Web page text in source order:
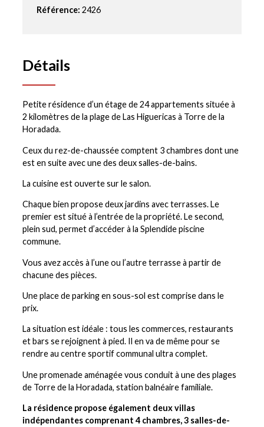
Référence:2426
Détails
Petite résidence d’un étage de 24 appartements située à
2 kilomètres de la plage de Las Higuericas à Torre de la
Horadada.
Ceux du rez-de-chaussée comptent 3 chambres dont une
est en suite avec une des deux salles-de-bains.
La cuisine est ouverte sur le salon.
Chaque bien propose deux jardins avec terrasses. Le
premier est situé à l’entrée de la propriété. Le second,
plein sud, permet d’accéder à la Splendide piscine
commune.
Vous avez accès à l’une ou l’autre terrasse à partir de
chacune des pièces.
Une place de parking en sous-sol est comprise dans le
prix.
La situation est idéale : tous les commerces, restaurants
et bars se rejoignent à pied. Il en va de même pour se
rendre au centre sportif communal ultra complet.
Une promenade aménagée vous conduit à une des plages
de Torre de la Horadada, station balnéaire familiale.
La résidence propose également deux villas
indépendantes comprenant 4 chambres, 3 salles-de-